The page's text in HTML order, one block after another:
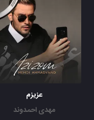
عزیزم
مهدی احمدوند